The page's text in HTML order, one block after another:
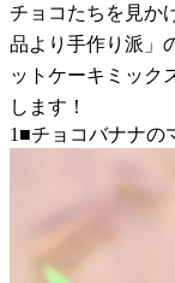
チョコたちを見か
品より手作り派」
ットケーキミック
します！
1■チョコバナナの